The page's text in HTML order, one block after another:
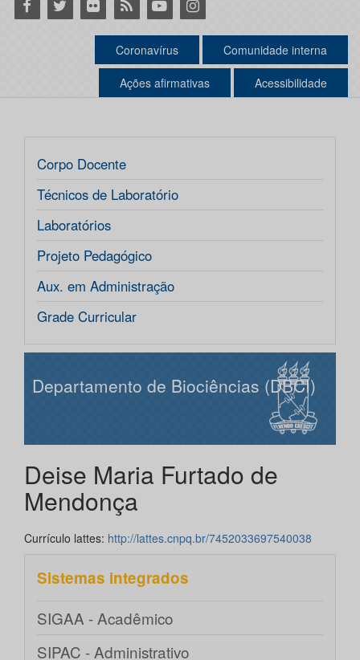
Facebook
Twitter Flickr RSS YoutubeInstagram
Coronavírus Comunidade interna
Ações afirmativas Acessibilidade
Corpo Docente
Técnicos de Laboratório
Laboratórios
Projeto Pedagógico
Aux. em Administração
Grade Curricular
Departamento de Biociências (DBCI)
Deise Maria Furtado de
Mendonça
Currículo lattes: http://lattes.cnpq.br/7452033697540038
Sistemas integrados
SIGAA - Acadêmico
SIPAC - Administrativo